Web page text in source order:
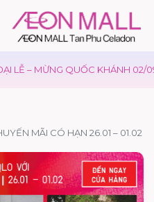
LỄ – MỪNG QUỐC KHÁNH 02/09
MÃI CÓ HẠN 26.01 – 01.02